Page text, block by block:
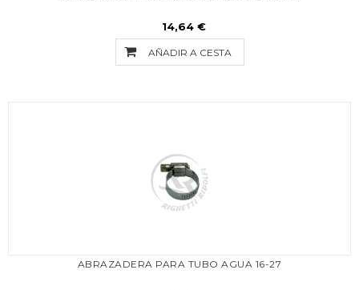
14,64 €
AÑADIR A CESTA
ABRAZADERA PARA TUBO AGUA 16-27